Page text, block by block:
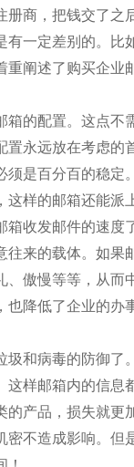
讯中心
邮箱
册商，把钱交了之
有一定差别的。比
重阐述了购买企业
的配置。这点不
置永远放在考虑的
须是百分百的稳定
这样的邮箱还能派
收发邮件的速度
往来的载体。如果
、傲慢等等，从而
也降低了企业的办
和病毒的防御了
这样邮箱内的信息
的产品，损失就更
密不造成影响。但